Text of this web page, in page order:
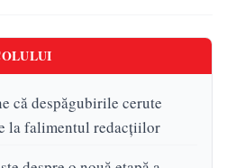
că despăgubirile cerute
la falimentul redacțiilor